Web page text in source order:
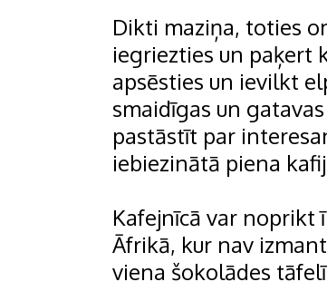
Dikti maziņa, toties
iegriezties un paķert
apsēsties un ievilkt
smaidīgas un
pastāstīt par
iebiezinātā piena
Kafejnīcā var noprikt
Āfrikā, kur nav
viena šokolādes